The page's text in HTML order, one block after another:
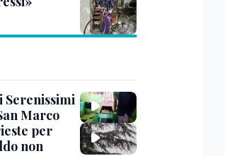
Serenissimi
Marco
per
non